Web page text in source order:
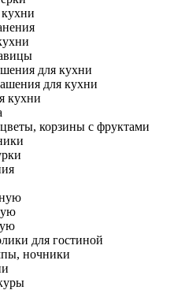
для кухни
для кухни
кухни
корзины с фруктами
для гостиной
ночники